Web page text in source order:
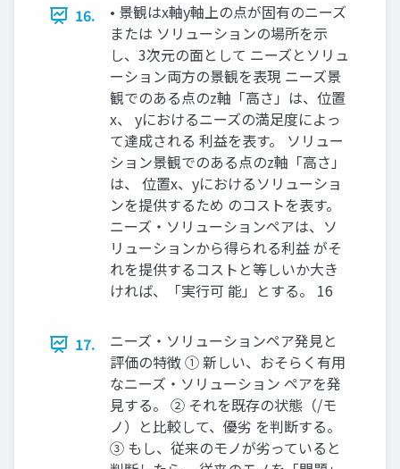
16.
• 景観はx軸y軸上の点が固有のニーズ
または ソリューションの場所を示
し、3次元の面として ニーズとソリュ
ーション両方の景観を表現 ニーズ景
観でのある点のz軸「高さ」は、位置
x、 yにおけるニーズの満足度によっ
て達成される 利益を表す。 ソリュー
ション景観でのある点のz軸「高さ」
は、 位置x、yにおけるソリューショ
ンを提供するため のコストを表す。
ニーズ・ソリューションペアは、ソ
リューションから得られる利益 がそ
れを提供するコストと等しいか大き
ければ、「実行可 能」とする。 16
17.
ニーズ・ソリューションペア発見と
評価の特徴 ① 新しい、おそらく有用
なニーズ・ソリューション ペアを発
見する。 ② それを既存の状態（/モ
ノ）と比較して、優劣 を判断する。
③ もし、従来のモノが劣っていると